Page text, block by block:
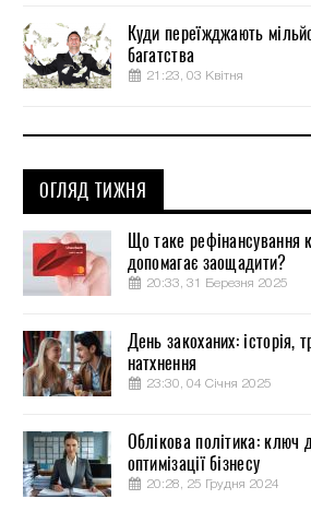
Куди переїжджають
багатства
21:23, 03 Квітня
ОГЛЯД ТИЖНЯ
Що таке рефінансування
допомагає заощадити?
20:33, 31 Березня 2025
День закоханих: історія,
натхнення
23:30, 04 Січня 2025
Облікова політика: ключ
оптимізації бізнесу
20:28, 25 Грудня 2024